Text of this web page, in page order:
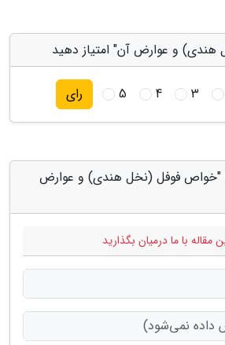
و عوارض آن" امتیاز دهید
3
4
5 رای
"خواص فوفل (نخل هندی) و عوارض
مقاله با ما درمیان بگذارید